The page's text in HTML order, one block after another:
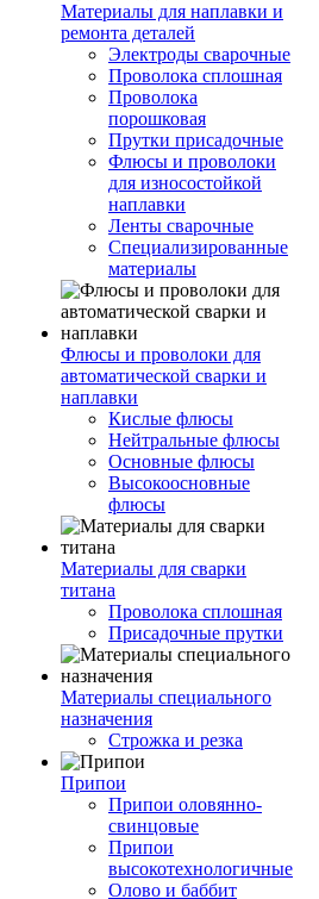
Материалы для наплавки и
ремонта деталей
Электроды сварочные
Проволока сплошная
Проволока
порошковая
Прутки присадочные
Флюсы и проволоки
для износостойкой
наплавки
Ленты сварочные
Специализированные
материалы
Флюсы и проволоки для
автоматической сварки и
наплавки
Кислые флюсы
Нейтральные флюсы
Основные флюсы
Высокоосновные
флюсы
Материалы для сварки
титана
Проволока сплошная
Присадочные прутки
Материалы специального
назначения
Строжка и резка
Припои
Припои оловянно-
свинцовые
Припои
высокотехнологичные
Олово и баббит